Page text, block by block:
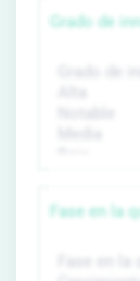
Grado de
Fase en la